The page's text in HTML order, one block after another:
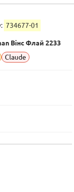
734677-01
Вінс Флай 2233
Claude